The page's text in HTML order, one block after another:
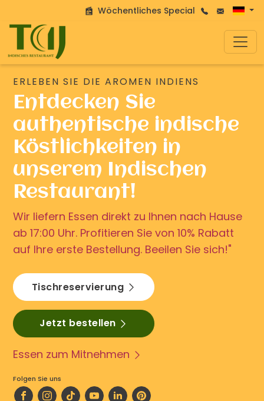
Wöchentliches Special
ERLEBEN SIE DIE AROMEN INDIENS
Entdecken Sie
authentische indische
Köstlichkeiten in
unserem Indischen
Restaurant!
Wir liefern Essen direkt zu Ihnen nach Hause
ab 17:00 Uhr. Profitieren Sie von 10% Rabatt
auf Ihre erste Bestellung. Beeilen Sie sich!"
Tischreservierung
Jetzt bestellen
Essen zum Mitnehmen
Folgen Sie uns